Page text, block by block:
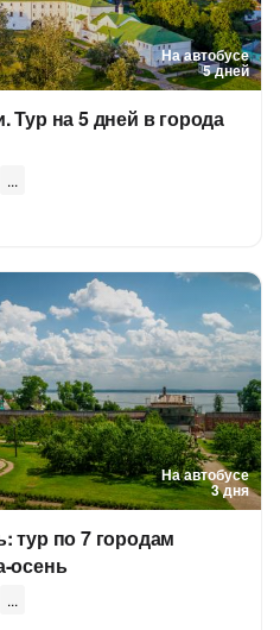
На автобусе
5 дней
Тур на 5 дней в города
На автобусе
3 дня
тур по 7 городам
осень